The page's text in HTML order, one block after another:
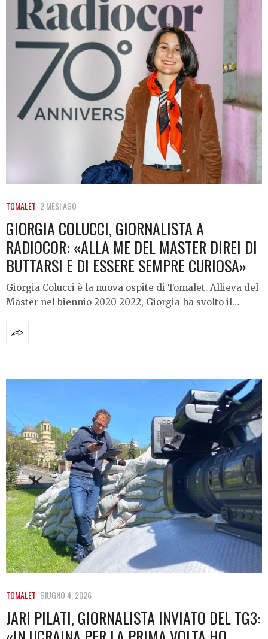
TOMALET 2 MESI AGO
GIORGIA COLUCCI, GIORNALISTA A
RADIOCOR: «ALLA ME DEL MASTER DIREI DI
BUTTARSI E DI ESSERE SEMPRE CURIOSA»
Giorgia Colucci è la nuova ospite di Tomalet. Allieva del
Master nel biennio 2020-2022, Giorgia ha svolto il…
TOMALET GIUGNO 4, 2026
JARI PILATI, GIORNALISTA INVIATO DEL TG3: